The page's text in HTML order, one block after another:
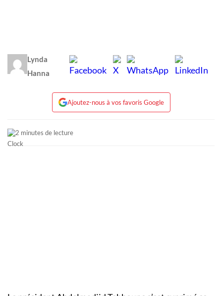
Lynda
Hanna
Ajoutez-nous à vos favoris Google
2 minutes de lecture